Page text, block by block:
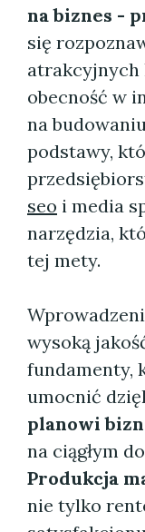
na biznes -
się
atrakcyjnych
obecność w
na
podstawy,
seo i media
narzędzia,
tej mety.
wysoką
fundamenty,
umocnić
planowi
na ciągłym
Produkcja
nie tylko